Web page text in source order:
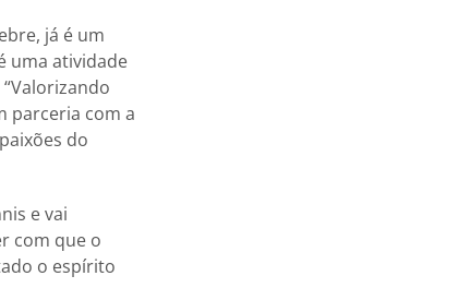
já é um
uma atividade
parceria com a
do
e vai
com que o
o espírito